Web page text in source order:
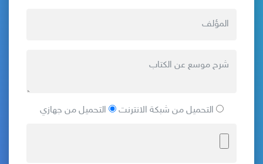
التحميل من شبكة الانترنت التحميل من جهازي